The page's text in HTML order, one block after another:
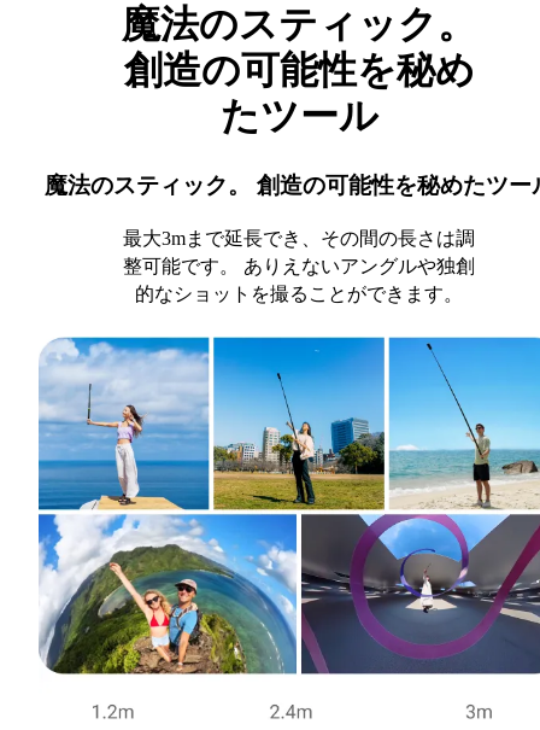
魔法のスティック。
創造の可能性を秘め
たツール
魔法のスティック。 創造の可能性を秘めたツー
最大3mまで延長でき、その間の長さは調
整可能です。 ありえないアングルや独創
的なショットを撮ることができます。